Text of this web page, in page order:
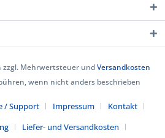
zzgl. Mehrwertsteuer undVersandkosten
wenn nicht anders beschrieben
/ Support Impressum
Kontakt
Liefer- und Versandkosten